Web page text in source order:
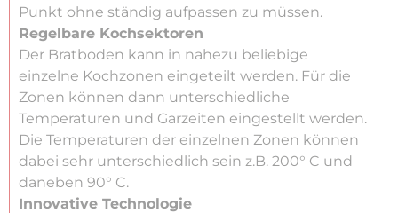
Punkt ohne ständig aufpassen zu müssen.
Regelbare Kochsektoren
Der Bratboden kann in nahezu beliebige
einzelne Kochzonen eingeteilt werden. Für die
Zonen können dann unterschiedliche
Temperaturen und Garzeiten eingestellt werden.
Die Temperaturen der einzelnen Zonen können
dabei sehr unterschiedlich sein z.B. 200° C und
daneben 90° C.
Innovative Technologie